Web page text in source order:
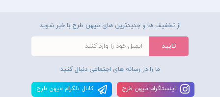
از تخفیف ها و جدیدترین های میهن طرح با خبر شوید
ما را در رسانه های اجتماعی دنبال کنید
اينستاگرام ميهن طرح کانال تلگرام ميهن طرح